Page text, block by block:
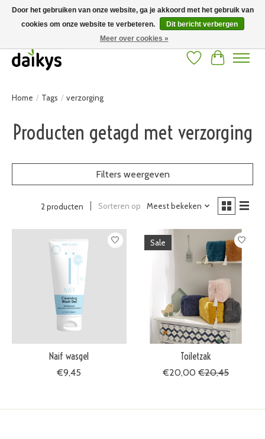
Grote keuze aan producten en snelle verzending! Gratis verzending vanaf 50
Verlanglijst
Home / Tags / verzorging
Producten getagd met verzorging
Filters weergeven
2 producten Sorteren op Meest bekeken
Naif wasgel
€9,45
Sale
Toiletzak
€20,00 €20,45
Door het gebruiken van onze website, ga je akkoord met het gebruik van
cookies om onze website te verbeteren.
Dit bericht verbergen
Meer over cookies »